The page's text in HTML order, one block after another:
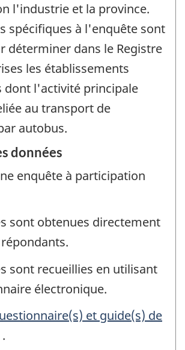
l'industrie et la province.
spécifiques à l'enquête sont
déterminer dans le Registre
les établissements
dont l'activité principale
au transport de
autobus.
données
enquête à participation
sont obtenues directement
sont recueillies en utilisant
électronique.
et guide(s) de
.